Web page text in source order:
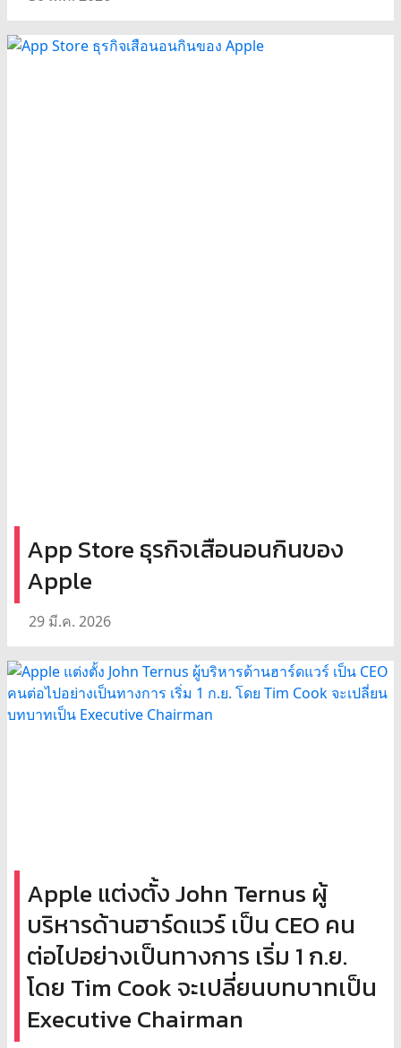
App Store ธุรกิจเสือนอนกินของ
Apple
29 มี.ค. 2026
Apple แต่งตั้ง John Ternus ผู้
บริหารด้านฮาร์ดแวร์ เป็น CEO คน
ต่อไปอย่างเป็นทางการ เริ่ม 1 ก.ย.
โดย Tim Cook จะเปลี่ยนบทบาทเป็น
Executive Chairman